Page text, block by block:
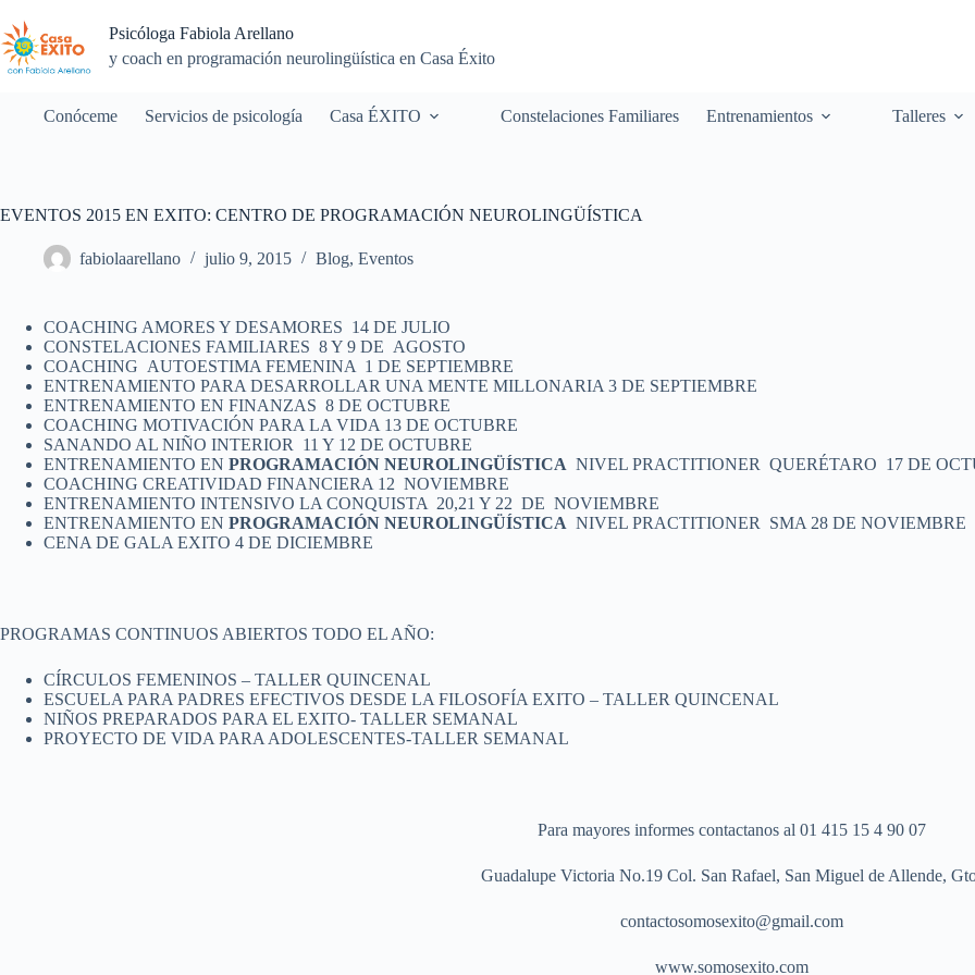
contenido
Psicóloga Fabiola Arellano
y coach en programación neurolingüística en Casa Éxito
Conóceme Servicios de psicología Casa ÉXITO Constelaciones Familiares Entrenamientos Talleres
EVENTOS 2015 EN EXITO: CENTRO DE PROGRAMACIÓN NEUROLINGÜÍSTICA
fabiolaarellano julio 9, 2015 Blog, Eventos
COACHING AMORES Y DESAMORES 14 DE JULIO
CONSTELACIONES FAMILIARES 8 Y 9 DE AGOSTO
COACHING AUTOESTIMA FEMENINA 1 DE SEPTIEMBRE
ENTRENAMIENTO PARA DESARROLLAR UNA MENTE MILLONARIA 3 DE SEPTIEMBRE
ENTRENAMIENTO EN FINANZAS 8 DE OCTUBRE
COACHING MOTIVACIÓN PARA LA VIDA 13 DE OCTUBRE
SANANDO AL NIÑO INTERIOR 11 Y 12 DE OCTUBRE
ENTRENAMIENTO EN PROGRAMACIÓN NEUROLINGÜÍSTICA NIVEL PRACTITIONER QUERÉTARO 17 DE
COACHING CREATIVIDAD FINANCIERA 12 NOVIEMBRE
ENTRENAMIENTO INTENSIVO LA CONQUISTA 20,21 Y 22 DE NOVIEMBRE
ENTRENAMIENTO EN PROGRAMACIÓN NEUROLINGÜÍSTICA NIVEL PRACTITIONER SMA 28 DE NOVIEMBRE
CENA DE GALA EXITO 4 DE DICIEMBRE
PROGRAMAS CONTINUOS ABIERTOS TODO EL AÑO:
CÍRCULOS FEMENINOS – TALLER QUINCENAL
ESCUELA PARA PADRES EFECTIVOS DESDE LA FILOSOFÍA EXITO – TALLER QUINCENAL
NIÑOS PREPARADOS PARA EL EXITO- TALLER SEMANAL
PROYECTO DE VIDA PARA ADOLESCENTES-TALLER SEMANAL
Para mayores informes contactanos al 01 415 15 4 90 07
Guadalupe Victoria No.19 Col. San Rafael, San Miguel de Allende,
contactosomosexito@gmail.com
www.somosexito.com